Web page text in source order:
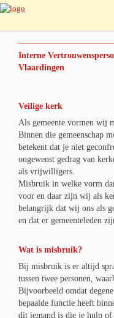
Interne
Vlaardingen
Veilige kerk
Als gemeente vormen wij
Binnen die gemeenschap
betekent dat je niet
ongewenst gedrag van
als vrijwilligers.
Misbruik in welke vorm
voor en daar zijn wij als
belangrijk dat wij ons als
en dat er gemeenteleden
Wat is misbruik?
Bij misbruik is er altijd
tussen twee personen,
Bijvoorbeeld omdat
bepaalde functie heeft
dit iemand is die je hulp of